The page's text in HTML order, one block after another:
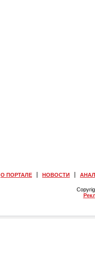
О ПОРТАЛЕ НОВОСТИ